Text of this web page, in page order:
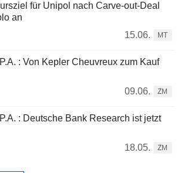
für Unipol nach Carve-out-Deal
an
15.06.
MT
: Von Kepler Cheuvreux zum Kauf
09.06.
ZM
: Deutsche Bank Research ist jetzt
18.05.
ZM